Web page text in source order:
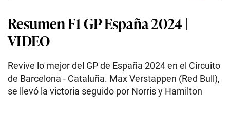
Resumen F1 GP España 2024 |
VIDEO
Revive lo mejor del GP de España 2024 en el Circuito
de Barcelona - Cataluña. Max Verstappen (Red Bull),
se llevó la victoria seguido por Norris y Hamilton